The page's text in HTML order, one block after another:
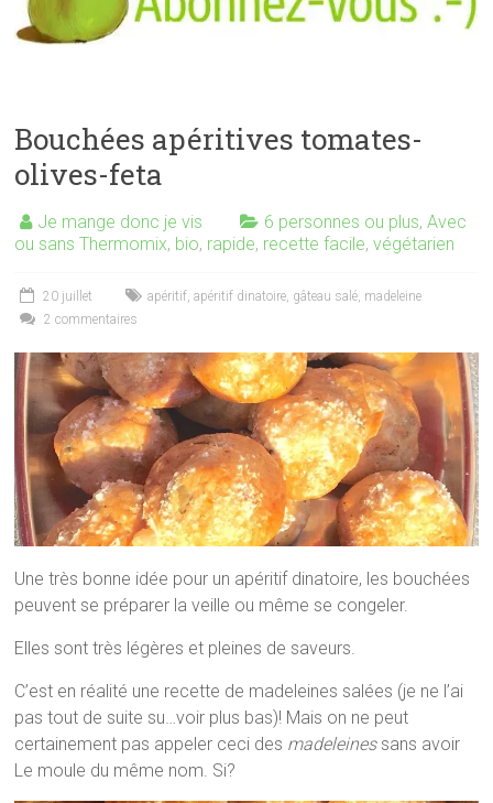
Bouchées apéritives tomates-
olives-feta
Je mange donc je vis 6 personnes ou plus,Avec
ou sans Thermomix, bio, rapide, recette facile,végétarien
20 juillet apéritif,apéritif dinatoire, gâteau salé, madeleine
2 commentaires
Une très bonne idée pour un apéritif dinatoire, les bouchées
peuvent se préparer la veille ou même se congeler.
Elles sont très légères et pleines de saveurs.
C’est en réalité une recette de madeleines salées (je ne l’ai
pas tout de suite su…voir plus bas)! Mais on ne peut
certainement pas appeler ceci des madeleinessans avoir
Le moule du même nom. Si?